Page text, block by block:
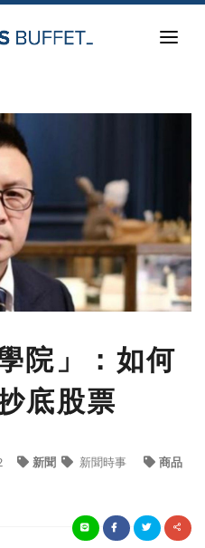
院」：如何
底股票
新聞 新聞時事 商品